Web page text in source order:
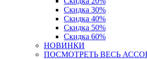
Скидка 30%
Скидка 40%
Скидка 50%
Скидка 60%
НОВИНКИ
ПОСМОТРЕТЬ ВЕСЬ